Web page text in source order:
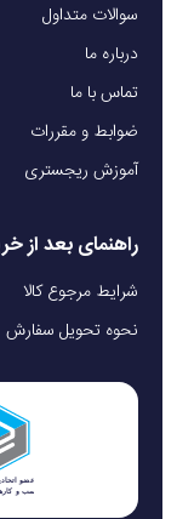
سوالات متداول
درباره ما
تماس با ما
ضوابط و مقررات
آموزش ریجستری
راهنمای بعد از
شرایط مرجوع کالا
نحوه تحویل سفارش